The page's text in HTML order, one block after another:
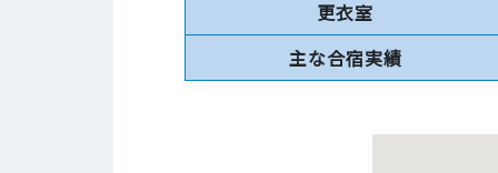
更衣室
主な合宿実績